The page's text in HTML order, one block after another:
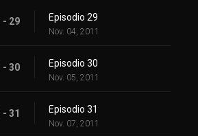
- 29 Episodio 29
Nov. 04, 2011
- 30 Episodio 30
Nov. 05, 2011
- 31 Episodio 31
Nov. 07, 2011